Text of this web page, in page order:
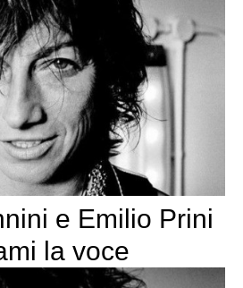
e Emilio Prini
la voce